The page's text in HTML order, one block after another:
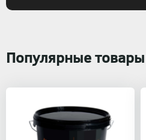
Популярные товары